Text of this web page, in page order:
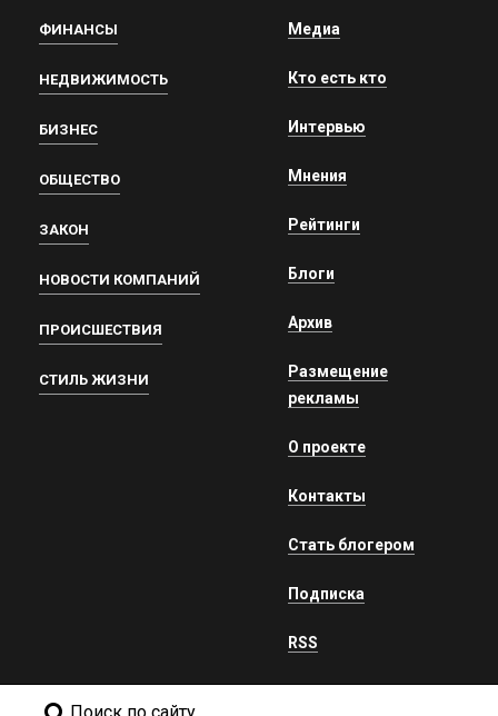
ФИНАНСЫ
НЕДВИЖИМОСТЬ
БИЗНЕС
ОБЩЕСТВО
ЗАКОН
НОВОСТИ КОМПАНИЙ
ПРОИСШЕСТВИЯ
СТИЛЬ ЖИЗНИ
Медиа
Кто есть кто
Интервью
Мнения
Рейтинги
Блоги
Архив
Размещение
рекламы
О проекте
Контакты
Стать блогером
Подписка
RSS